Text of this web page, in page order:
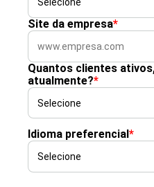
Site da empresa*
Quantos clientes
atualmente?*
Idioma preferencial *